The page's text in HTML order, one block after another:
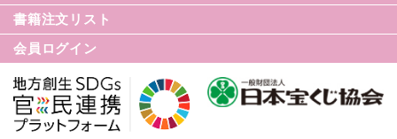
てんかん基礎講座
世界てんかんの日
書籍注文リスト
会員ログイン